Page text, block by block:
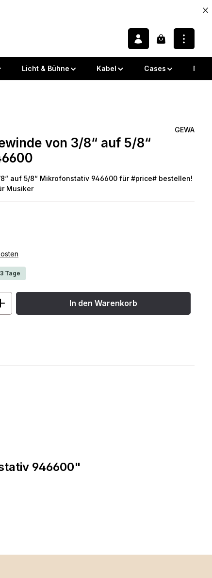
Warenkorb
Licht & Bühne Kabel Cases
0 von 5 Sternen
GEWA
von 3/8“ auf 5/8“
auf 5/8“ Mikrofonstativ 946600 für #price# bestellen!
Musiker
Tage
den gewünschten Wert ein oder
In den Warenkorb
946600"